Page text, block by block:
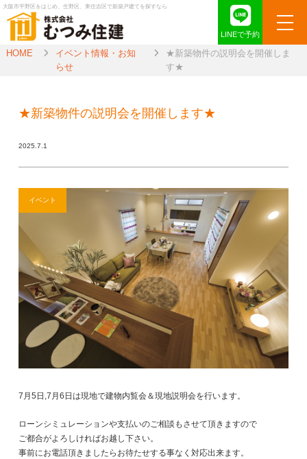
大阪市平野区をはじめ、生野区、東住吉区で新築戸建てを探すなら
LINEで予約
HOME
イベント情報・お知
らせ
★新築物件の説明会を開催しま
す★
★新築物件の説明会を開催します★
2025.7.1
イベント
7月5日,7月6日は現地で建物内覧会＆現地説明会を行います。
ローンシミュレーションや支払いのご相談もさせて頂きますので
ご都合がよろしければお越し下さい。
事前にお電話頂きましたらお待たせする事なく対応出来ます。